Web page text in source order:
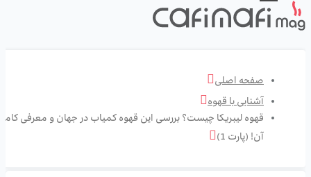
صفحه اصلی
آشنایی با قهوه
قهوه لیبریکا چیست؟ بررسی این قهوه کمیاب در جهان و معرفی
آن! (پارت 1)